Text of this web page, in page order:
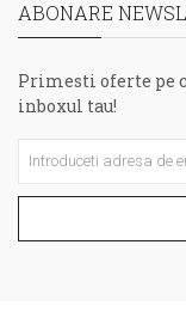
ABONARE
Primesti oferte pe
inboxul tau!